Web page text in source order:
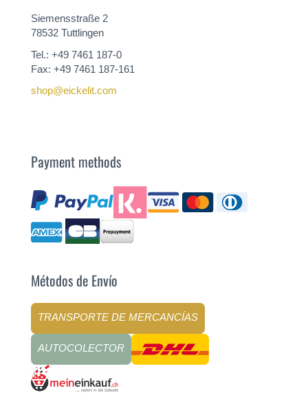
Siemensstraße 2
78532 Tuttlingen
Tel.: +49 7461 187-0
Fax: +49 7461 187-161
shop@eickelit.com
Payment methods
Métodos de Envío
TRANSPORTE DE MERCANCÍAS
AUTOCOLECTOR